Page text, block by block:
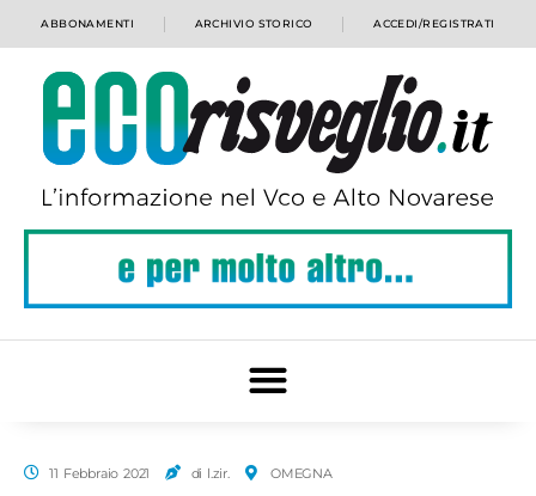
ABBONAMENTI ARCHIVIO STORICO ACCEDI/REGISTRATI
11 Febbraio 2021 di l.zir. OMEGNA